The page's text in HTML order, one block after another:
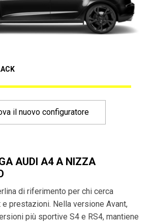
il nuovo configuratore
AUDI A4 A NIZZA
di riferimento per chi cerca
prestazioni. Nella versione Avant,
più sportive S4 e RS4, mantiene